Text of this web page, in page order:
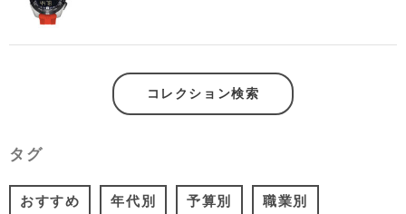
コレクション検索
タグ
おすすめ 年代別 予算別 職業別